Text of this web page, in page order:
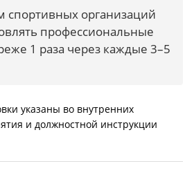
спортивных организаций
профессиональные
1 раза через каждые 3–5
указаны во внутренних
и должностной инструкции